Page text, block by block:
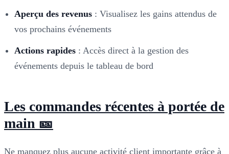
Aperçu des revenus : Visualisez les gains attendus de
vos prochains événements
Actions rapides : Accès direct à la gestion des
événements depuis le tableau de bord
Les commandes récentes à portée de
main 🎫
Ne manquez plus aucune activité client importante grâce à